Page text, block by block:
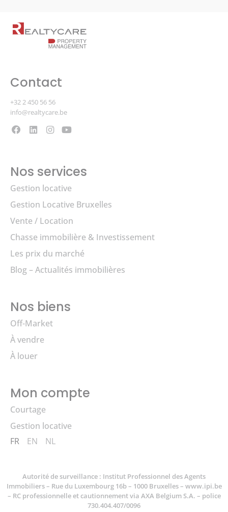
Contact
+32 2 450 56 56
info@realtycare.be
Nos services
Gestion locative
Gestion Locative Bruxelles
Vente / Location
Chasse immobilière & Investissement
Les prix du marché
Blog – Actualités immobilières
Nos biens
Off-Market
À vendre
À louer
Mon compte
Courtage
Gestion locative
FR
EN NL
Autorité de surveillance : Institut Professionnel des Agents
Immobiliers – Rue du Luxembourg 16b – 1000 Bruxelles – www.ipi.be
– RC professionnelle et cautionnement via AXA Belgium S.A. – police
730.404.407/0096